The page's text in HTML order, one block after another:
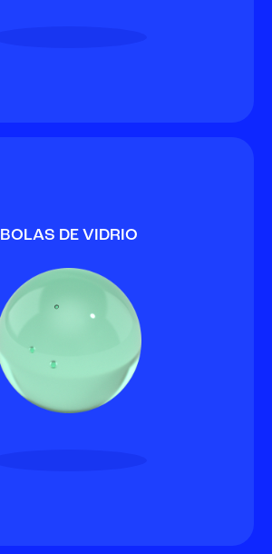
BOLAS DE VIDRIO